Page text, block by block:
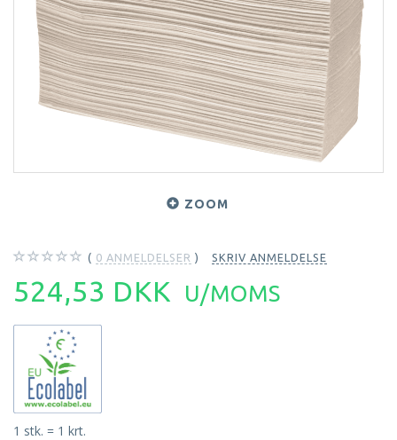
ZOOM
0 ANMELDELSER SKRIV ANMELDELSE
524,53 DKK U/MOMS
1 stk. = 1 krt.